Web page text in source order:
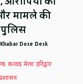
मामले की
Khabar Dose Desk
कावड़ मेला हरिद्वार